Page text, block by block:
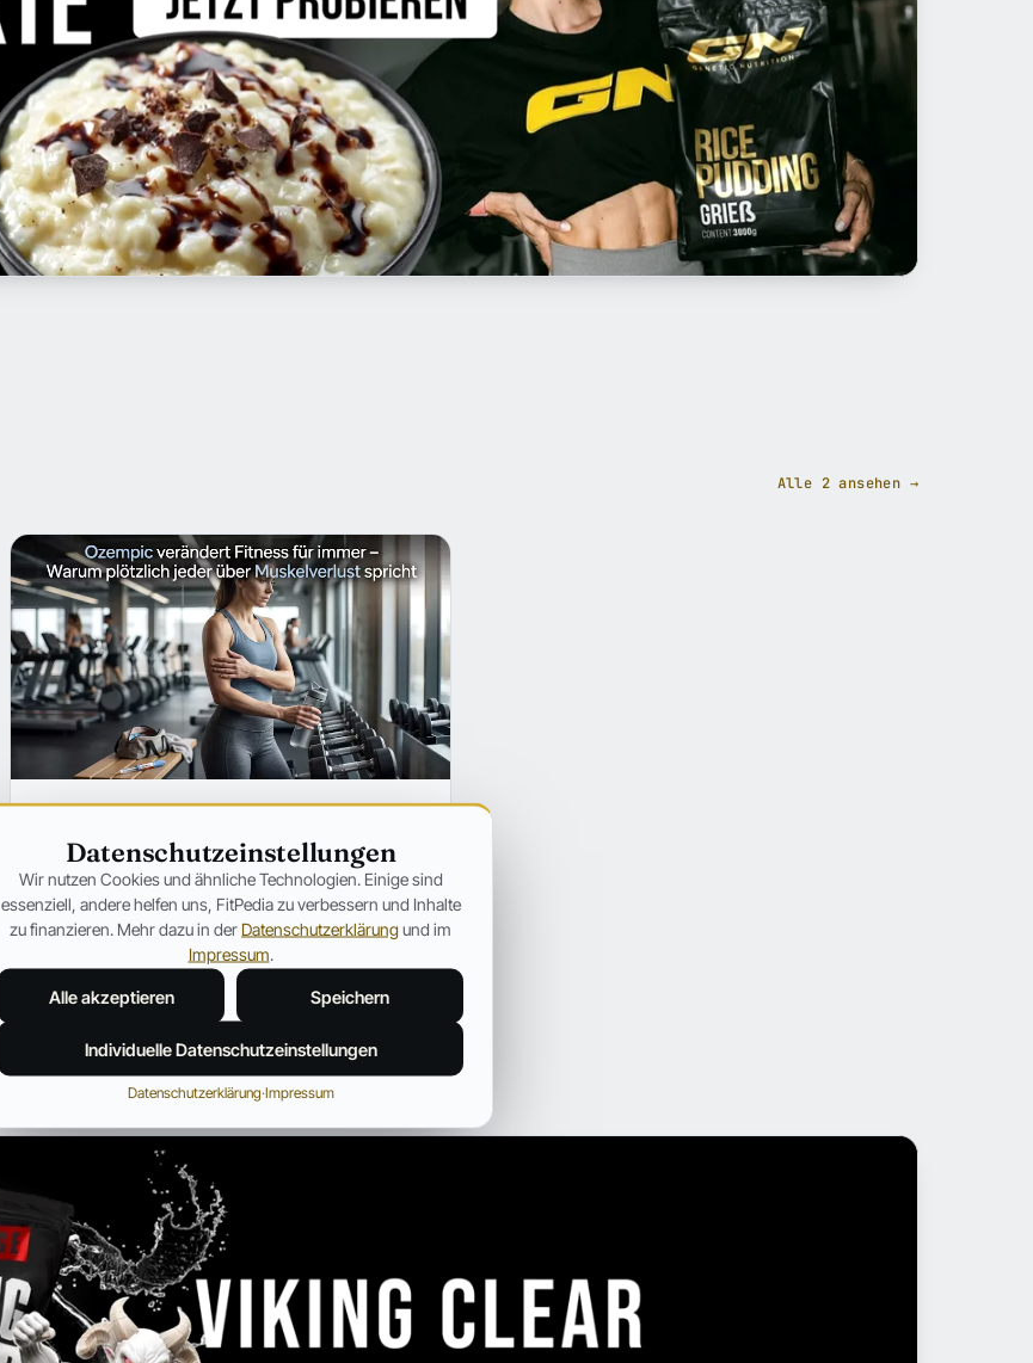
Alle 2 ansehen →
SZENE
Ozempic verändert Fitness für
immer – Warum plötzlich jeder
über Muskelverlust spricht
Warum GLP-1-Medikamente immer häufiger unter
dem Aspekt des Muskelabbaus besprochen
werden.
12 Min.
Datenschutzeinstellungen
Wir nutzen Cookies und ähnliche Technologien. Einige sind
essenziell, andere helfen uns, FitPedia zu verbessern und Inhalte
zu finanzieren. Mehr dazu in der Datenschutzerklärungund im
Impressum.
Alle akzeptieren Speichern
Individuelle Datenschutzeinstellungen
Datenschutzerklärung·Impressum